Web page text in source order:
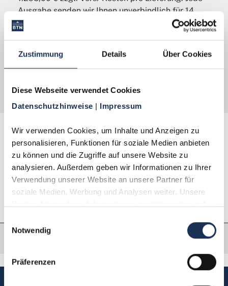
Zustimmung Details Über Cookies
Diese Webseite verwendet Cookies
Datenschutzhinweise | Impressum
Wir verwenden Cookies, um Inhalte und Anzeigen zu
personalisieren, Funktionen für soziale Medien anbieten
zu können und die Zugriffe auf unsere Website zu
analysieren. Außerdem geben wir Informationen zu Ihrer
Verwendung unserer Website an unsere Partner für
soziale Medien, Werbung und Analysen weiter. Unsere
haben oder die sie im Rahmen Ihrer Nutzung der Dienste
Notwendig
Präferenzen
Ausgabe senden wir Ihnen unverbindlich für 14
Tage zur Ansicht zu, sie kann innerhalb dieser Zeit
garantiert zurückgegeben werden. Sie können Ihre
pausieren oder auch ganz beenden. Probieren Sie
es aus, Sie werden begeistert sein! Die Abgabe zu
Haushalt begrenzt.
Beschreibung
Eigenschaften